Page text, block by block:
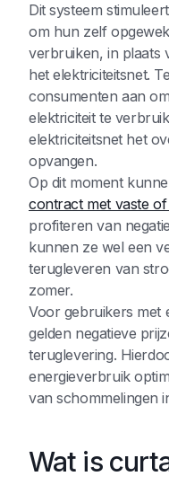
Dit systeem
om hun zelf
verbruiken, in plaats
het elektriciteitsnet.
consumenten aan
elektriciteit te
elektriciteitsnet het
opvangen.
Op dit moment
contract met vaste
profiteren van
kunnen ze wel een
terugleveren van
zomer.
Voor gebruikers met
gelden negatieve
teruglevering.
energieverbruik
van schommelingen
Wat is